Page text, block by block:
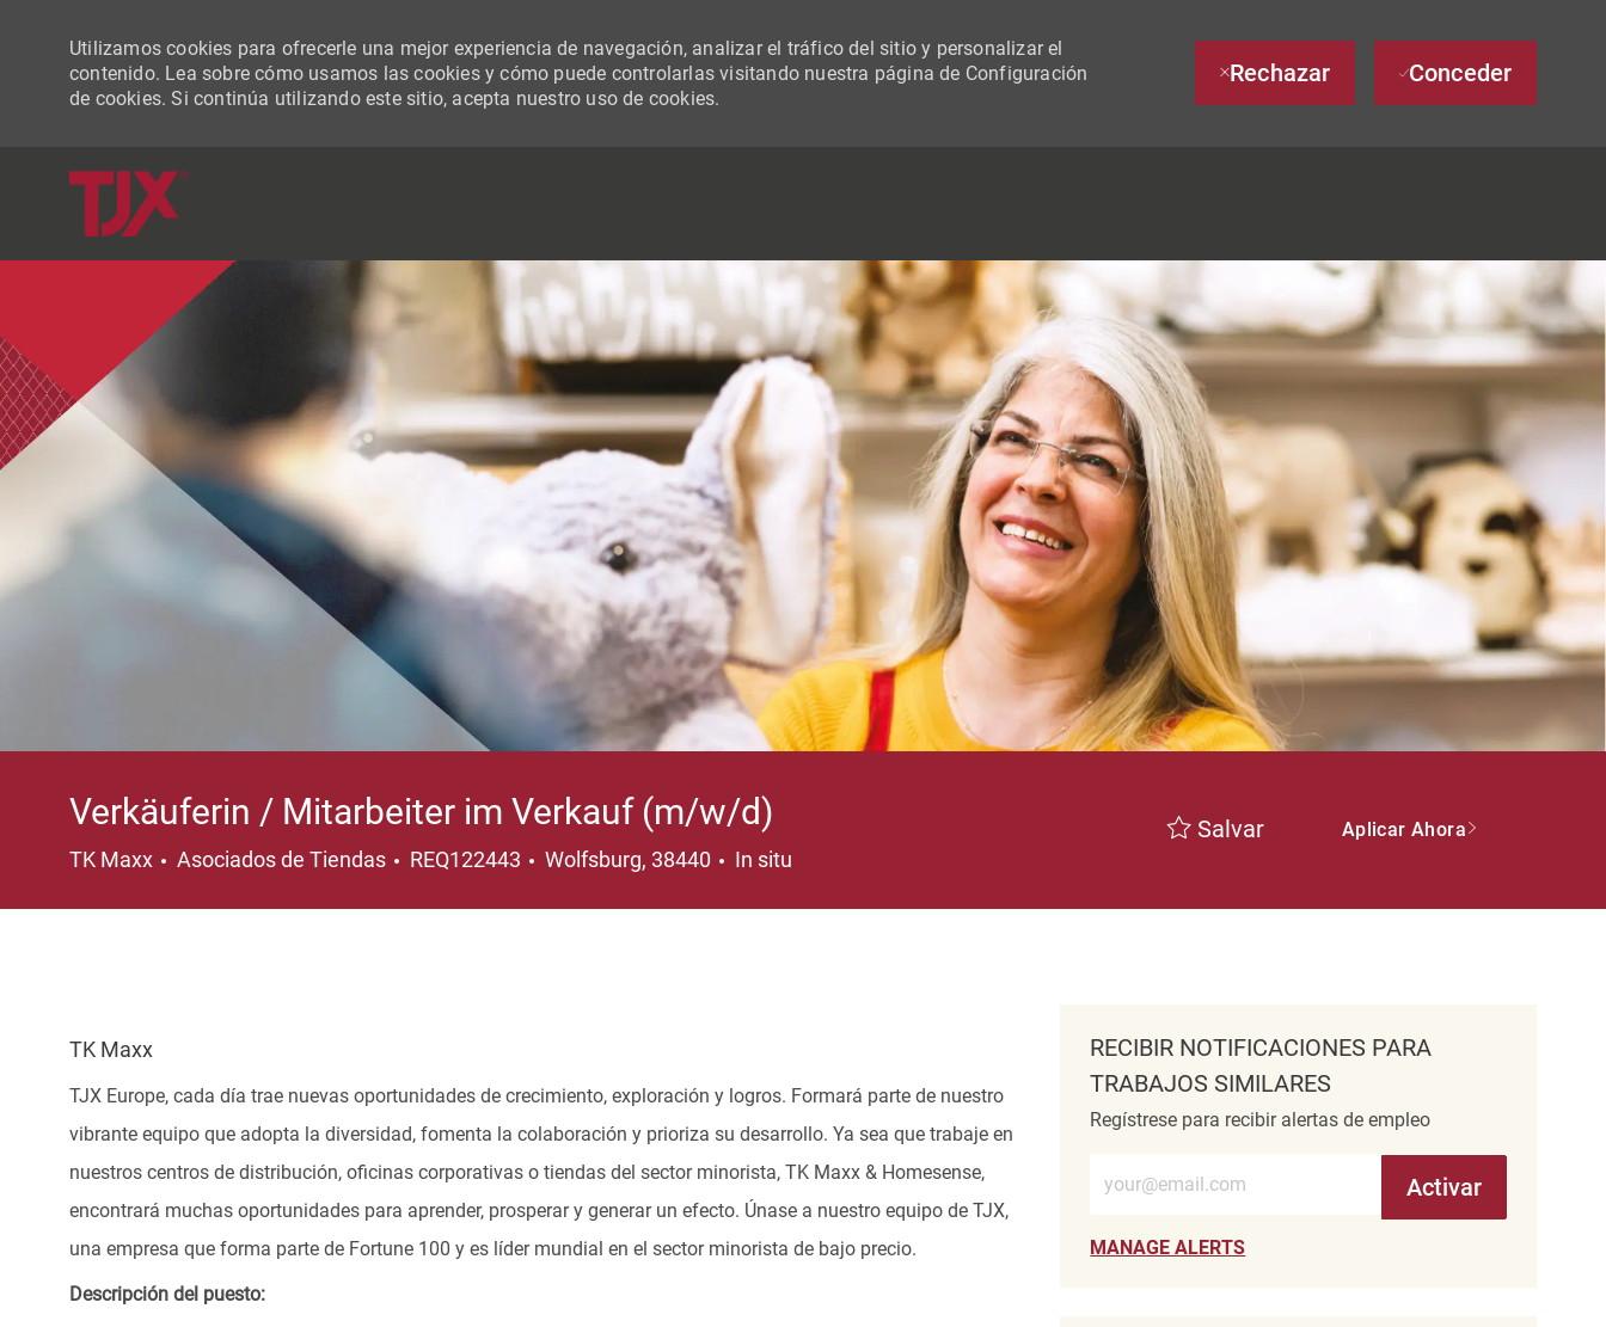
Utilizamos cookies para ofrecerle una mejor experiencia de navegación, analizar el tráfico del sitio y personalizar el
contenido. Lea sobre cómo usamos las cookies y cómo puede controlarlas visitando nuestra página de Configuración
de cookies. Si continúa utilizando este sitio, acepta nuestro uso de cookies.
Rechazar Conceder
Verkäuferin / Mitarbeiter im Verkauf (m/w/d)
TK Maxx Categoría
Asociados de Tiendas REQ122443 Ubicación
Wolfsburg, 38440 In situ
Salvar Aplicar Ahora
TK Maxx
TJX Europe, cada día trae nuevas oportunidades de crecimiento, exploración y logros. Formará parte de nuestro
vibrante equipo que adopta la diversidad, fomenta la colaboración y prioriza su desarrollo. Ya sea que trabaje en
nuestros centros de distribución, oficinas corporativas o tiendas del sector minorista, TK Maxx & Homesense,
encontrará muchas oportunidades para aprender, prosperar y generar un efecto. Únase a nuestro equipo de TJX,
una empresa que forma parte de Fortune 100 y es líder mundial en el sector minorista de bajo precio.
Descripción del puesto:
RECIBIR NOTIFICACIONES PARA
TRABAJOS SIMILARES
Regístrese para recibir alertas de empleo
Introduzca la dirección de correo electrónico (obligatorio)
Activar
MANAGE ALERTS